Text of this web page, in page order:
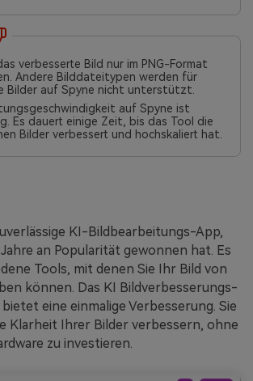
verbesserte Bild nur im PNG-Format
Andere Bilddateitypen werden für
Bilder auf Spyne nicht unterstützt.
auf Spyne ist
Es dauert einige Zeit, bis das Tool die
Bilder verbessert und hochskaliert hat.
KI-Bildbearbeitungs-App,
an Popularität gewonnen hat. Es
Tools, mit denen Sie Ihr Bild von
können. Das KI Bildverbesserungs-
eine einmalige Verbesserung. Sie
Klarheit Ihrer Bilder verbessern, ohne
zu investieren.